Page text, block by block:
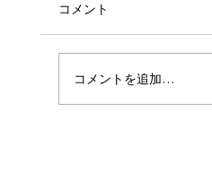
コメント
コメントを追加…